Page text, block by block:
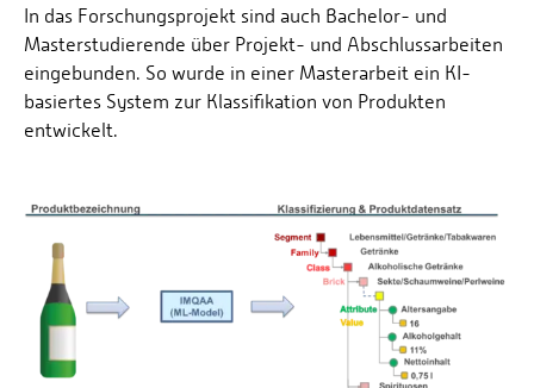
In das Forschungsprojekt sind auch Bachelor- und
Masterstudierende über Projekt- und Abschlussarbeiten
eingebunden. So wurde in einer Masterarbeit ein KI-
basiertes System zur Klassifikation von Produkten
entwickelt.